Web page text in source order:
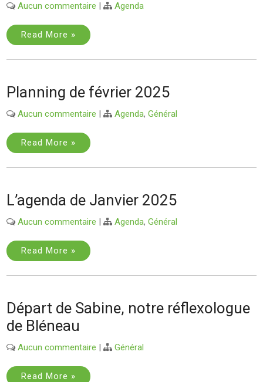
Aucun commentaire | Agenda
Read More »
Planning de février 2025
Aucun commentaire | Agenda,Général
Read More »
L’agenda de Janvier 2025
Aucun commentaire | Agenda,Général
Read More »
Départ de Sabine, notre réflexologue
de Bléneau
Aucun commentaire | Général
Read More »